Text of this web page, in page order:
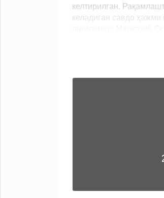
келтирилган.
келадиган савдо ҳажми